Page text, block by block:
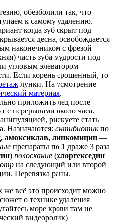
обезболили так, что
к самому удалению.
когда зуб скрыт под
десна, освобождается
наконечником с фрезой
часть зуба мудрости под
угловым элеватором
Если корень срощенный, то
лунки. На усмотрение
материал.
приложить лед после
с перерывами около часа.
рискуете стать
Назначаются: антибиотикпо
амоксиклав, линкомицин —
препараты по 1 драже 3 раза
) полоскание (хлоргекседин
на следующий или второй
Перевязка раны.
же всё это происходит можно
о технике удаления
море крови там не
видеоролик)